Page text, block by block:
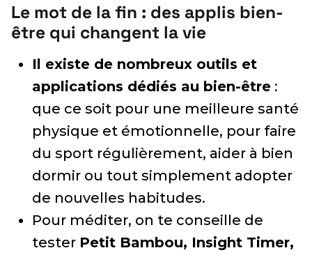
Le mot de la fin : des applis bien-
être qui changent la vie
Il existe de nombreux outils et
applications dédiés au bien-être :
que ce soit pour une meilleure santé
physique et émotionnelle, pour faire
du sport régulièrement, aider à bien
dormir ou tout simplement adopter
de nouvelles habitudes.
Pour méditer, on te conseille de
tester Petit Bambou, Insight Timer,